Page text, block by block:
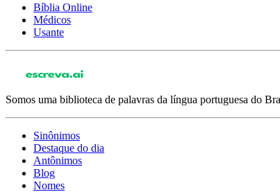
Bíblia Online
Médicos
Usante
Somos uma biblioteca de palavras da língua portuguesa do
Sinônimos
Destaque do dia
Antônimos
Blog
Nomes